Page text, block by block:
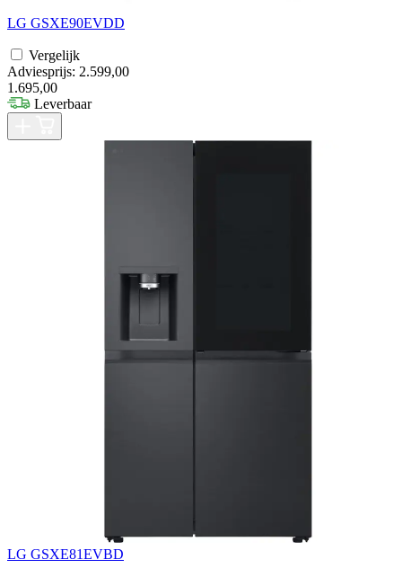
LG GSXE90EVDD
Vergelijk
Adviesprijs: 2.599,00
1.695,00
Leverbaar
LG GSXE81EVBD